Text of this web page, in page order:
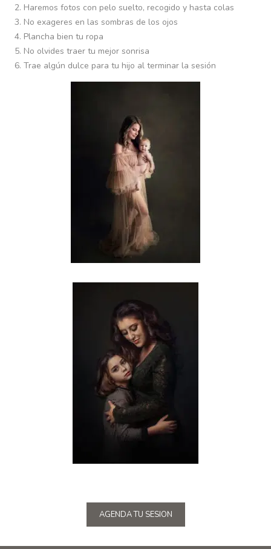
Haremos fotos con pelo suelto, recogido y hasta colas
No exageres en las sombras de los ojos
Plancha bien tu ropa
No olvides traer tu mejor sonrisa
Trae algún dulce para tu hijo al terminar la sesión
AGENDA TU SESION